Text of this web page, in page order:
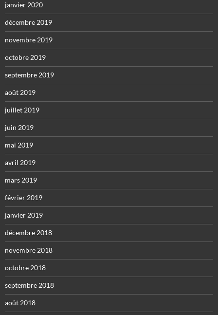
janvier 2020
décembre 2019
novembre 2019
octobre 2019
septembre 2019
août 2019
juillet 2019
juin 2019
mai 2019
avril 2019
mars 2019
février 2019
janvier 2019
décembre 2018
novembre 2018
octobre 2018
septembre 2018
août 2018